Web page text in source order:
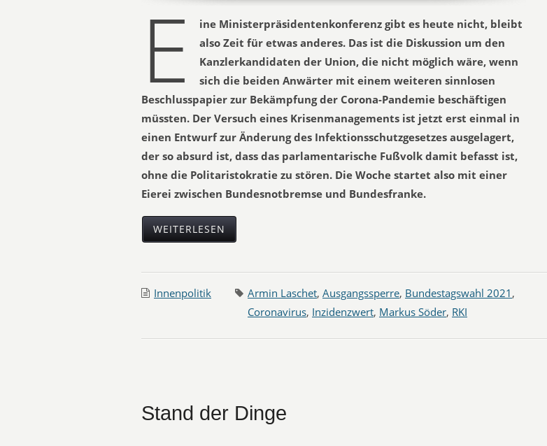
E
ine Ministerpräsidentenkonferenz gibt es heute nicht, bleibt
also Zeit für etwas anderes. Das ist die Diskussion um den
Kanzlerkandidaten der Union, die nicht möglich wäre, wenn
sich die beiden Anwärter mit einem weiteren sinnlosen
Beschlusspapier zur Bekämpfung der Corona-Pandemie beschäftigen
müssten. Der Versuch eines Krisenmanagements ist jetzt erst einmal in
einen Entwurf zur Änderung des Infektionsschutzgesetzes ausgelagert,
der so absurd ist, dass das parlamentarische Fußvolk damit befasst ist,
ohne die Politaristokratie zu stören. Die Woche startet also mit einer
Eierei zwischen Bundesnotbremse und Bundesfranke.
WEITERLESEN
Innenpolitik Armin Laschet, Ausgangssperre, Bundestagswahl 2021 ,
Coronavirus, Inzidenzwert, Markus Söder, RKI
Stand der Dinge